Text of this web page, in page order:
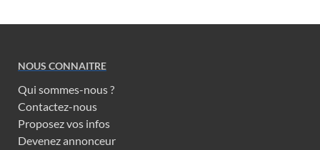
NOUS CONNAITRE
Qui sommes-nous ?
Contactez-nous
Proposez vos infos
Devenez annonceur